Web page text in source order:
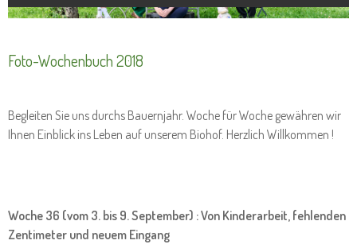
Foto-Wochenbuch 2018
Begleiten Sie uns durchs Bauernjahr. Woche für Woche gewähren wir
Ihnen Einblick ins Leben auf unserem Biohof. Herzlich Willkommen !
Woche 36 (vom 3. bis 9. September) : Von Kinderarbeit, fehlenden
Zentimeter und neuem Eingang